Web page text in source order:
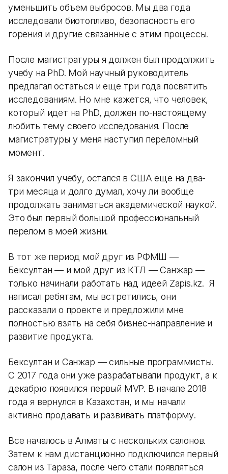
уменьшить объем выбросов. Мы два года
исследовали биотопливо, безопасность его
горения и другие связанные с этим процессы.
После магистратуры я должен был продолжить
учебу на PhD. Мой научный руководитель
предлагал остаться и еще три года посвятить
исследованиям. Но мне кажется, что человек,
который идет на PhD, должен по-настоящему
любить тему своего исследования. После
магистратуры у меня наступил переломный
момент.
Я закончил учебу, остался в США еще на два-
три месяца и долго думал, хочу ли вообще
продолжать заниматься академической наукой.
Это был первый большой профессиональный
перелом в моей жизни.
В тот же период мой друг из РФМШ —
Бексултан — и мой друг из КТЛ — Санжар —
только начинали работать над идеей Zapis.kz. Я
написал ребятам, мы встретились, они
рассказали о проекте и предложили мне
полностью взять на себя бизнес-направление и
развитие продукта.
Бексултан и Санжар — сильные программисты.
С 2017 года они уже разрабатывали продукт, а к
декабрю появился первый MVP. В начале 2018
года я вернулся в Казахстан, и мы начали
активно продавать и развивать платформу.
Все началось в Алматы с нескольких салонов.
Затем к нам дистанционно подключился первый
салон из Тараза, после чего стали появляться